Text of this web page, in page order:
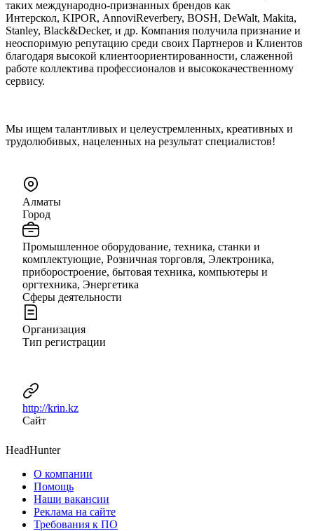
таких международно-признанных брендов как
Интерскол, KIPOR, AnnoviReverbery, BOSH, DeWalt, Makita,
Stanley, Black&Decker, и др. Компания получила признание и
неоспоримую репутацию среди своих Партнеров и Клиентов
благодаря высокой клиентоориентированности, слаженной
работе коллектива профессионалов и высококачественному
сервису.
Мы ищем талантливых и целеустремленных, креативных и
трудолюбивых, нацеленных на результат специалистов!
Алматы
Город
Промышленное оборудование, техника, станки и
комплектующие, Розничная торговля, Электроника,
приборостроение, бытовая техника, компьютеры и
оргтехника, Энергетика
Сферы деятельности
Организация
Тип регистрации
http://krin.kz
Сайт
HeadHunter
О компании
Помощь
Наши вакансии
Реклама на сайте
Требования к ПО